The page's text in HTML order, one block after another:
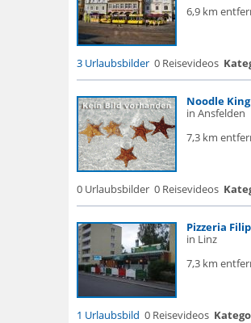
6,9 km
3 Urlaubsbilder 0 Reisevideos
Noodle King
in Ansfelden
7,3 km
0 Urlaubsbilder 0 Reisevideos
Pizzeria
in Linz
7,3 km
1 Urlaubsbild 0 Reisevideos